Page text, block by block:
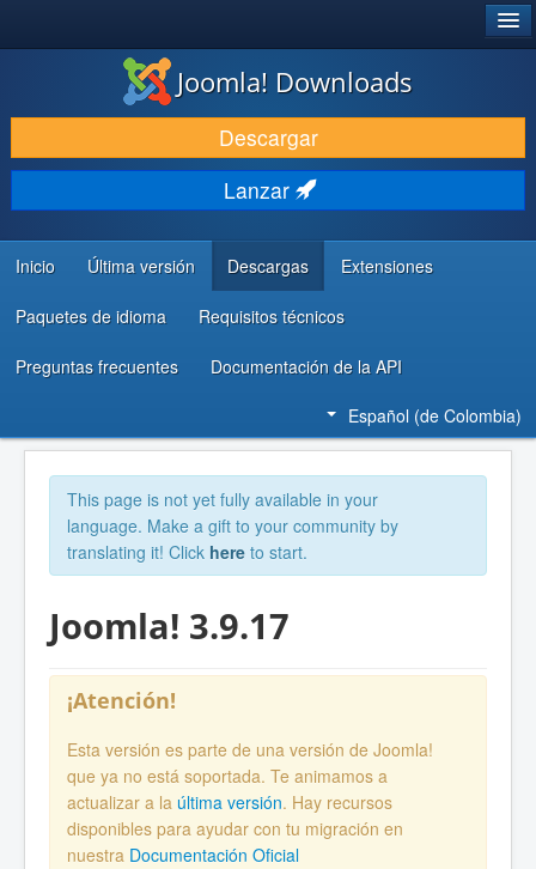
DESCARGAR
DESCUBRE Y APRENDE
COMUNIDAD Y AYUDA
RECURSOS PARA DESARROLLADORES
Joomla! Downloads
Descargar
Lanzar
Inicio Última versión Descargas Extensiones
Paquetes de idioma Requisitos técnicos
Preguntas frecuentes Documentación de la API
Español (de Colombia)
This page is not yet fully available in your
language. Make a gift to your community by
translating it! Click here to start.
Joomla! 3.9.17
¡Atención!
Esta versión es parte de una versión de Joomla!
que ya no está soportada. Te animamos a
actualizar a la última versión. Hay recursos
disponibles para ayudar con tu migración en
nuestra Documentación Oficial